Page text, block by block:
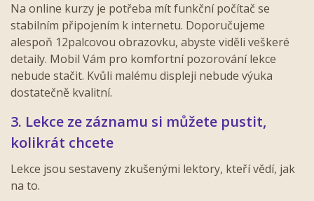
Na online kurzy je potřeba mít funkční počítač se
stabilním připojením k internetu. Doporučujeme
alespoň 12palcovou obrazovku, abyste viděli veškeré
detaily. Mobil Vám pro komfortní pozorování lekce
nebude stačit. Kvůli malému displeji nebude výuka
dostatečně kvalitní.
3. Lekce ze záznamu si můžete pustit,
kolikrát chcete
Lekce jsou sestaveny zkušenými lektory, kteří vědí, jak
na to.